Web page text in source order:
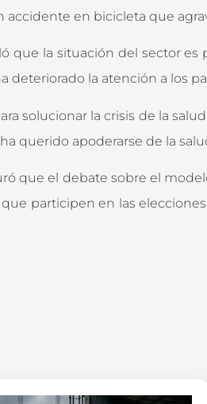
accidente en bicicleta que
que la situación del sector
deteriorado la atención a los
solucionar la crisis de la
querido apoderarse de la
que el debate sobre el
participen en las